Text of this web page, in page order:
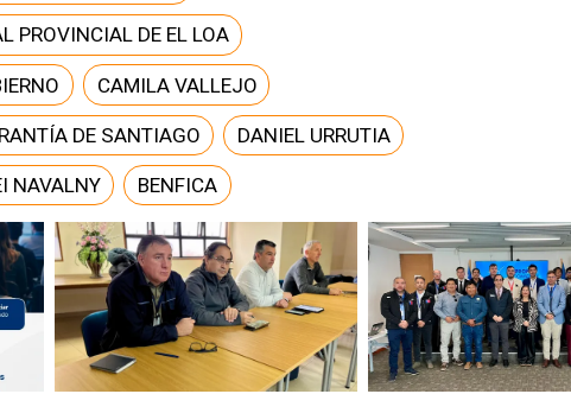
PROVINCIAL DE EL LOA
CAMILA VALLEJO
DE SANTIAGO DANIEL URRUTIA
NAVALNY BENFICA